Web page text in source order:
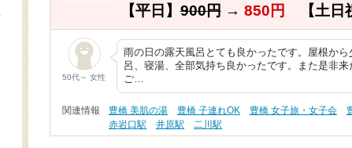
【平日】900円→ 850円 【土日
50代～ 女性
雨の日の露天風呂とても良かったです。屋根か
呂、寝湯、全部気持ち良かったです。また是非
ご…
関連情報 豊橋 美肌の湯 豊橋 子連れOK 豊橋 女子旅・女子会
赤岩口駅
井原駅 二川駅